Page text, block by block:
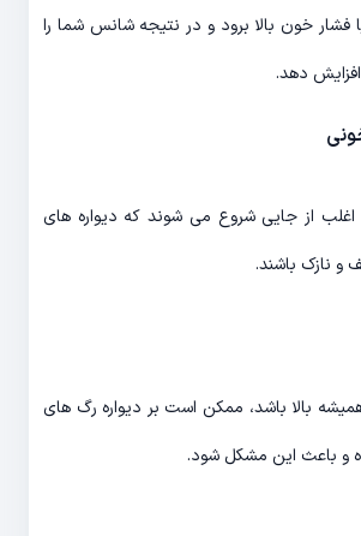
فشار خون بالا برود و در نتیجه شانس شما را
دهد.
از جایی شروع می شوند که دیواره های
نازک باشند.
بالا باشد، ممکن است بر دیواره رگ های
و باعث این مشکل شود.